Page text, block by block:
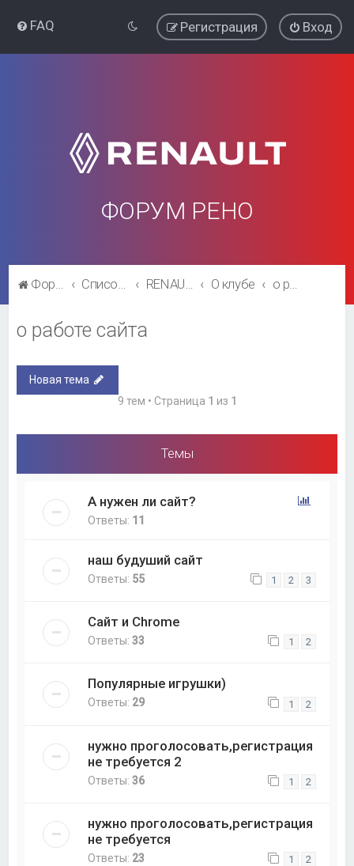
FAQ Вход
Регистрация
ФОРУМ РЕНО
Форум Рено Список форумов RENAULT SYMBOL CLUB О клубе о работе сайта
о работе сайта
Новая тема
9 тем • Страница 1 из 1
Темы
А нужен ли сайт?
Ответы: 11
наш будуший сайт
Ответы: 55 1 2 3
Сайт и Chrome
Ответы:33 1 2
Популярные игрушки)
Ответы: 29 1 2
нужно проголосовать,регистрация
не требуется 2
Ответы:36 1 2
нужно проголосовать,регистрация
не требуется
Ответы: 23 1 2